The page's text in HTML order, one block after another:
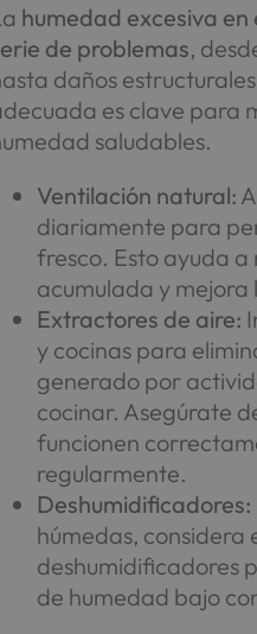
humedad excesiva en
de problemas,
daños
es clave para
saludables.
Ventilación natural:
diariamente para
fresco. Esto ayuda
acumulada y
Extractores de aire:
y cocinas para
generado por
cocinar. Asegúrate
funcionen
regularmente.
Deshumidificadores:
húmedas, considera
deshumidificadores
de humedad bajo